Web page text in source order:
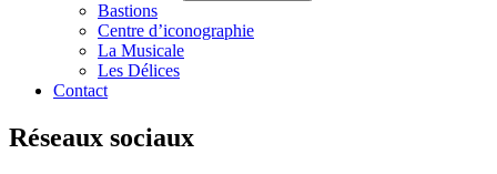
Bastions
Centre d’iconographie
La Musicale
Les Délices
Contact
Réseaux sociaux